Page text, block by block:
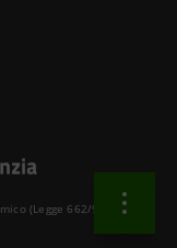
(Legge 662/96 )